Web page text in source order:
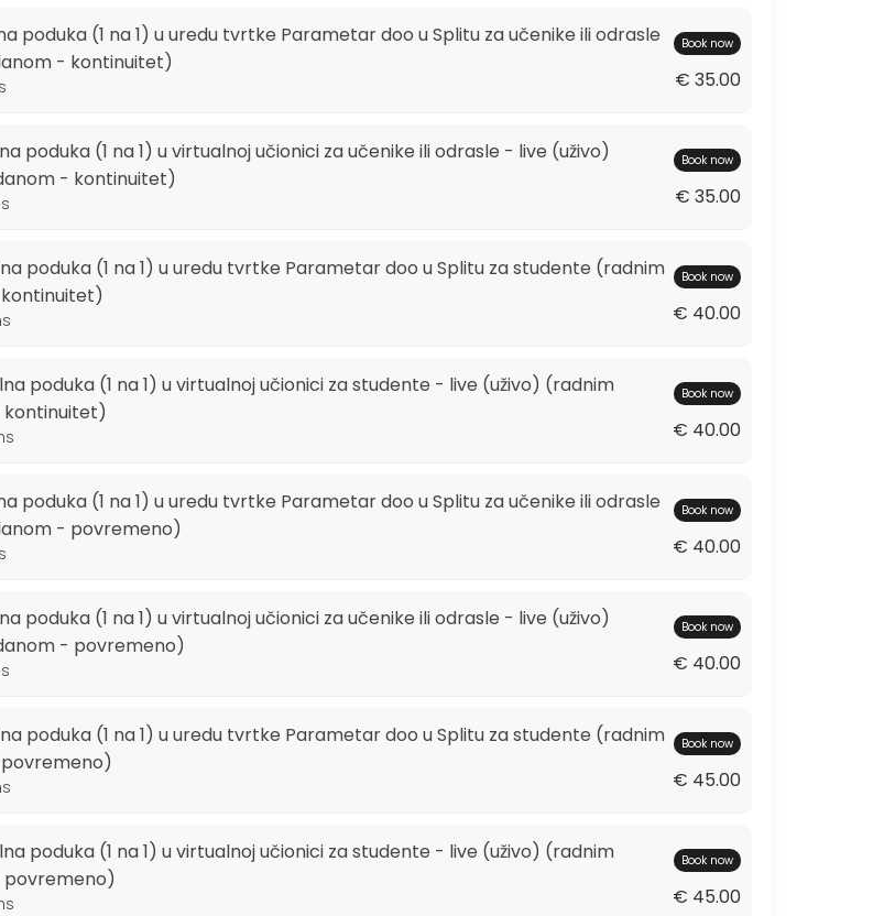
adresi Va&#x161;e tvrtke za vi&#x161;e od 5 polaznika.<br>Cijena na upit. Ovisi o broju polaznika i tematici
doo u Splitu za studente
u&#x10d;ionici - live (u&#x17e;ivo)
u virtualnoj u&#x10d;ionici - u&#x17e;ivo (live)
doo u Splitu za u&#x10d;enike ili odrasle
poduka (1 na 1) u uredu tvrtke Parametar doo u Splitu za učenike ili odrasle
- kontinuitet)
Book now
€ 35.00
poduka (1 na 1) u virtualnoj učionici za učenike ili odrasle - live (uživo)
- kontinuitet)
Book now
€ 35.00
poduka (1 na 1) u uredu tvrtke Parametar doo u Splitu za studente (radnim
Book now
€ 40.00
poduka (1 na 1) u virtualnoj učionici za studente - live (uživo) (radnim
Book now
€ 40.00
poduka (1 na 1) u uredu tvrtke Parametar doo u Splitu za učenike ili odrasle
- povremeno)
Book now
€ 40.00
poduka (1 na 1) u virtualnoj učionici za učenike ili odrasle - live (uživo)
- povremeno)
Book now
€ 40.00
poduka (1 na 1) u uredu tvrtke Parametar doo u Splitu za studente (radnim
Book now
€ 45.00
poduka (1 na 1) u virtualnoj učionici za studente - live (uživo) (radnim
Book now
€ 45.00